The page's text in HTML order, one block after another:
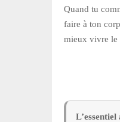
Quand tu
faire à ton
mieux vivre le